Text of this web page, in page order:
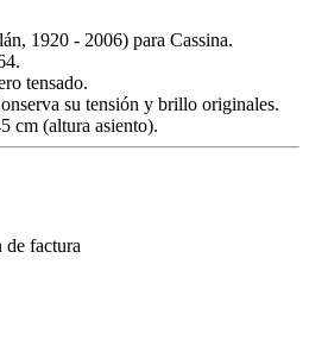
1920 - 2006) para Cassina.
tensado.
su tensión y brillo originales.
cm (altura asiento).
factura